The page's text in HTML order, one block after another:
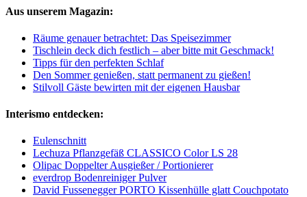
Aus unserem Magazin:
Räume genauer betrachtet: Das Speisezimmer
Tischlein deck dich festlich – aber bitte mit Geschmack!
Tipps für den perfekten Schlaf
Den Sommer genießen, statt permanent zu gießen!
Stilvoll Gäste bewirten mit der eigenen Hausbar
Interismo entdecken:
Eulenschnitt
Lechuza Pflanzgefäß CLASSICO Color LS 28
Olipac Doppelter Ausgießer / Portionierer
everdrop Bodenreiniger Pulver
David Fussenegger PORTO Kissenhülle glatt Couchpotato